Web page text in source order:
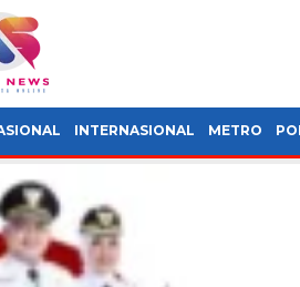
INTERNASIONAL METRO